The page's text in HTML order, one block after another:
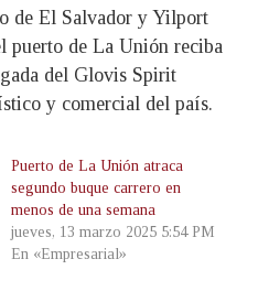
de El Salvador y Yilport
puerto de La Unión reciba
del Glovis Spirit
y comercial del país.
Puerto de La Unión atraca
segundo buque carrero en
menos de una semana
jueves, 13 marzo 2025 5:54 PM
En «Empresarial»